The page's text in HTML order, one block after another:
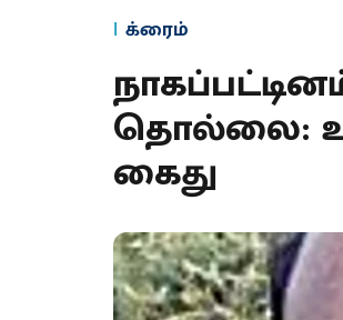
க்ரைம்
தொல்லை:
கைது